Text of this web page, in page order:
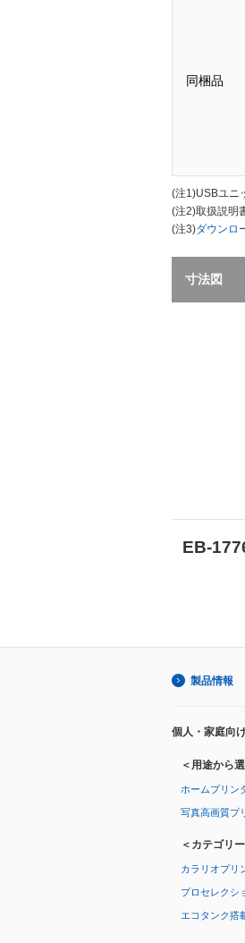
同梱品
(注1)USBユニ
(注2)取扱説明
(注3)ダウンロ
寸法図
EB-
製品情報
個人・家庭向
＜用途から
ホームプリン
写真高画質プ
＜カテゴリ
カラリオプリ
プロセレクシ
エコタンク搭